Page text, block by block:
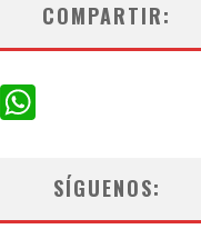
COMPARTIR:
Twitter
SÍGUENOS: